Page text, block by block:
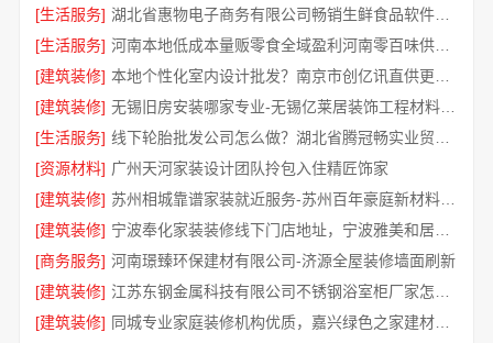
[生活服务]
湖北省惠物电子商务有限公司畅销生鲜食品软件功能解析
[生活服务]
河南本地低成本量贩零食全域盈利河南零百味供应链有限公司
[建筑装修]
[建筑装修]
无锡旧房安装哪家专业-无锡亿莱居装饰工程材料有限公司
[生活服务]
[资源材料] 广州天河家装设计团队拎包入住精匠饰家
[建筑装修]
苏州相城靠谱家装就近服务-苏州百年豪庭新材料有限公司
[建筑装修]
[商务服务] 河南璟臻环保建材有限公司-济源全屋装修墙面刷新
[建筑装修]
[建筑装修]
同城专业家庭装修机构优质，嘉兴绿色之家建材科技有限公司